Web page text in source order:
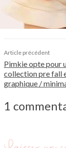
Article précédent
Pimkie opte pour
collection pre fall
graphique /
1